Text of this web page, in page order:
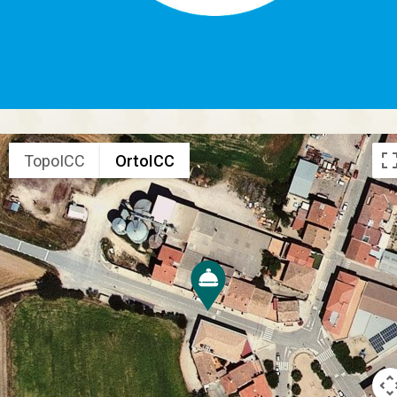
TopoICC OrtoICC